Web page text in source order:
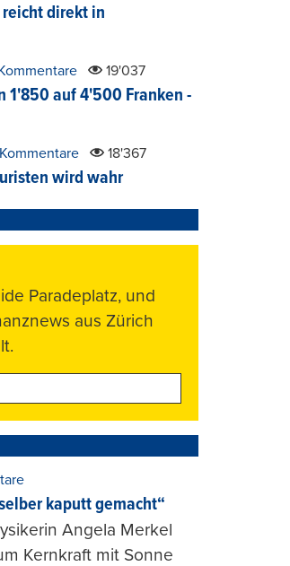
reicht direkt in
19'037
1'850 auf 4'500 Franken -
18'367
wird wahr
Paradeplatz, und
aus Zürich
kaputt gemacht“
Angela Merkel
Kernkraft mit Sonne